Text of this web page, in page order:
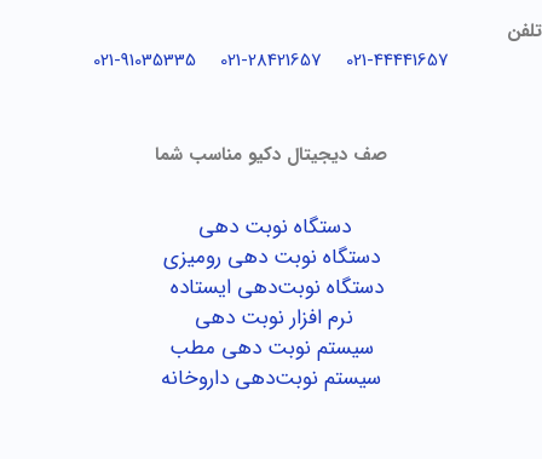
تلفن
021-44441657
021-28421657
021-91035335
صف دیجیتال دکیو مناسب شما
دستگاه نوبت دهی
دستگاه نوبت دهی رومیزی
دستگاه نوبت‌دهی ایستاده
نرم افزار نوبت دهی
سیستم نوبت دهی مطب
سیستم نوبت‌دهی داروخانه